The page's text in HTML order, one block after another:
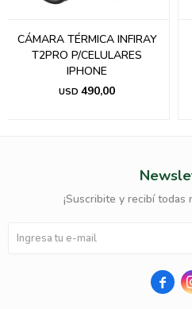
CÁMARA TÉRMICA INFIRAY
T2PRO P/CELULARES
IPHONE
USD 490,00
¡Suscribite y recibí todas
